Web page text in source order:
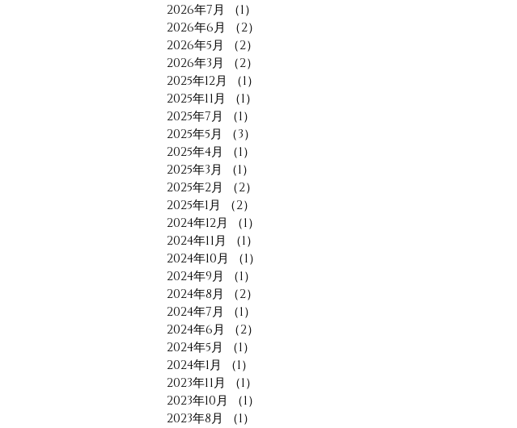
2026年7月 （1）
2026年6月
（2）
2026年5月
（2）
2026年3月
（2）
2025年12月
（1）
2025年11月
（1）
2025年7月
（1）
2025年5月
（3）
2025年4月
（1）
2025年3月
（1）
2025年2月
（2）
2025年1月
（2）
2024年12月
（1）
2024年11月
（1）
2024年10月
（1）
2024年9月
（1）
2024年8月
（2）
2024年7月
（1）
2024年6月
（2）
2024年5月
（1）
2024年1月
（1）
2023年11月
（1）
2023年10月
（1）
2023年8月
（1）